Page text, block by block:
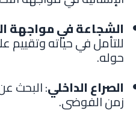
الشجاعة في مواجهة
للتأمل في حياته
حوله.
الصراع الداخلي: البحث
زمن الفوضى.